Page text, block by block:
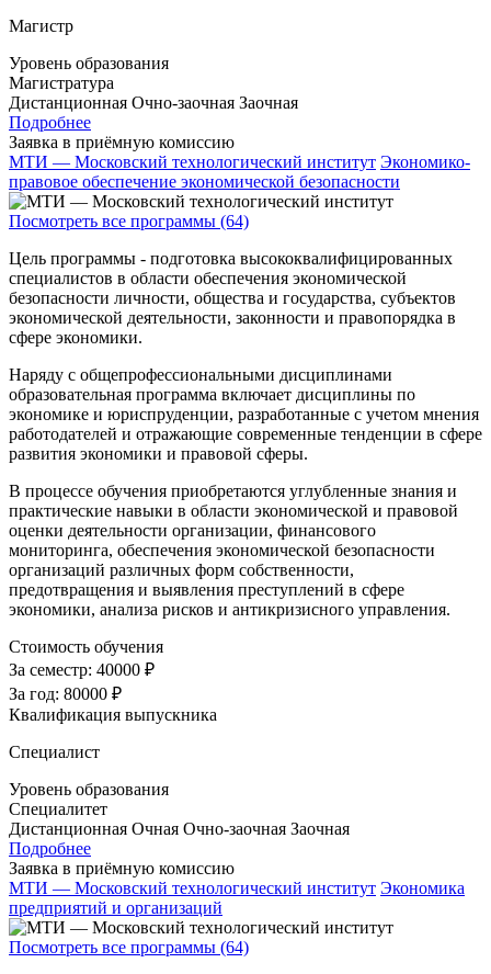
Магистр
Уровень образования
Магистратура
Дистанционная Очно-заочная Заочная
Подробнее
Заявка в приёмную комиссию
МТИ — Московский технологический институт Экономико-
правовое обеспечение экономической безопасности
Посмотреть все программы (64)
Цель программы - подготовка высококвалифицированных
специалистов в области обеспечения экономической
безопасности личности, общества и государства, субъектов
экономической деятельности, законности и правопорядка в
сфере экономики.
Наряду с общепрофессиональными дисциплинами
образовательная программа включает дисциплины по
экономике и юриспруденции, разработанные с учетом мнения
работодателей и отражающие современные тенденции в сфере
развития экономики и правовой сферы.
В процессе обучения приобретаются углубленные знания и
практические навыки в области экономической и правовой
оценки деятельности организации, финансового
мониторинга, обеспечения экономической безопасности
организаций различных форм собственности,
предотвращения и выявления преступлений в сфере
экономики, анализа рисков и антикризисного управления.
Стоимость обучения
За семестр: 40000 ₽
За год: 80000 ₽
Квалификация выпускника
Специалист
Уровень образования
Специалитет
Дистанционная Очная Очно-заочная Заочная
Подробнее
Заявка в приёмную комиссию
МТИ — Московский технологический институт Экономика
предприятий и организаций
Посмотреть все программы (64)